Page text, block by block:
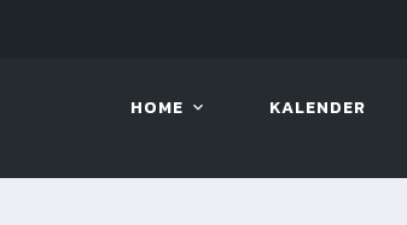
HOME KALENDER